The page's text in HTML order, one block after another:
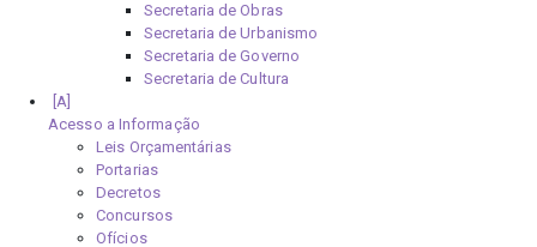
Secretaria de Obras
Secretaria de Urbanismo
Secretaria de Governo
Secretaria de Cultura
Acesso a Informação
Leis Orçamentárias
Portarias
Decretos
Concursos
Ofícios